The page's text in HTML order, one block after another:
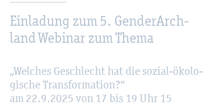
Ein­la­dung zum 5. Gen­derArch­
land We­bi­nar zum Thema
„Wel­ches Ge­schlecht hat die so­zi­al-öko­lo­
gi­sche Trans­for­ma­ti­on?“
am 22.9.2025 von 17 bis 19 Uhr 15